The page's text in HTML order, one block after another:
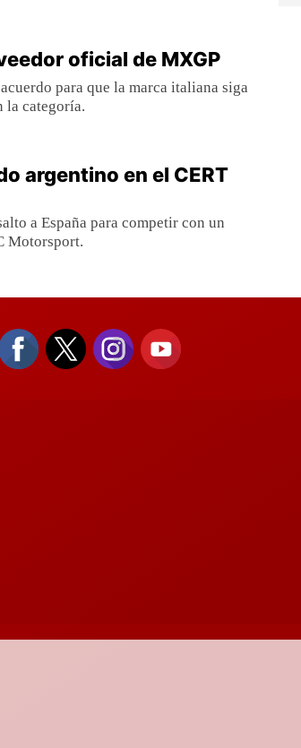
oficial de MXGP
para que la marca italiana siga
la categoría.
argentino en el CERT
a España para competir con un
Motorsport.